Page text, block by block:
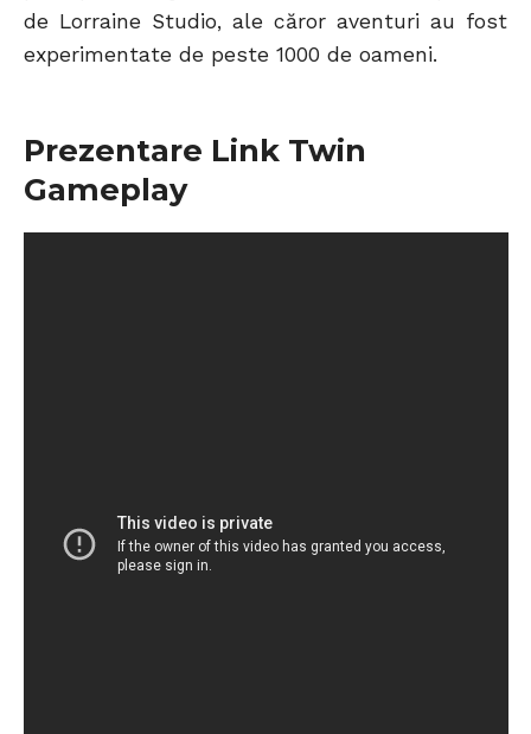
de Lorraine Studio, ale căror aventuri au fost
experimentate de peste 1000 de oameni.
Prezentare Link Twin
Gameplay